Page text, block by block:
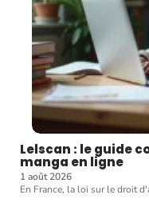
Lelscan : le guide
manga en ligne
1 août 2026
En France, la loi sur le droit